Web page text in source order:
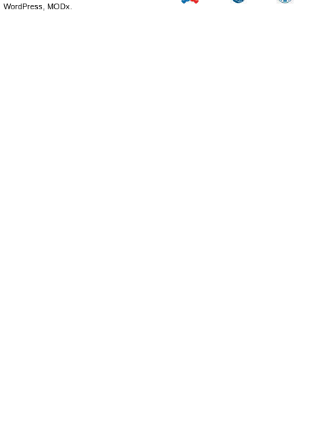
WordPress, MODx.